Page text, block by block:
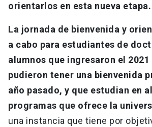
orientarlos en esta nueva etapa.
La jornada de bienvenida y
a cabo para estudiantes de
alumnos que ingresaron el 2021
pudieron tener una bienvenida
año pasado, y que estudian en
programas que ofrece la
una instancia que tiene por